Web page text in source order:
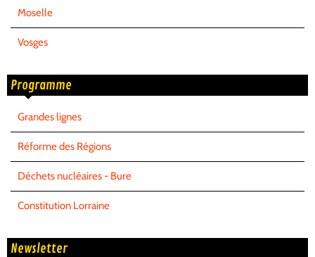
Moselle
Vosges
Programme
Grandes lignes
Réforme des Régions
Déchets nucléaires - Bure
Constitution Lorraine
Newsletter